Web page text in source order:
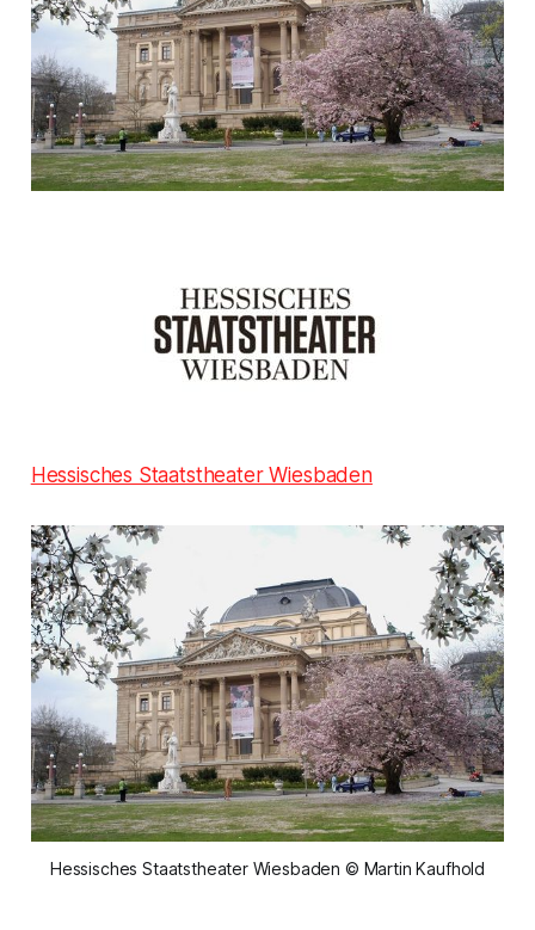
Hessisches Staatstheater Wiesbaden
Hessisches Staatstheater Wiesbaden © Martin Kaufhold